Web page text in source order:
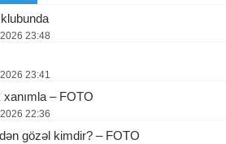
23:48
23:41
– FOTO
22:36
gözəl kimdir? – FOTO